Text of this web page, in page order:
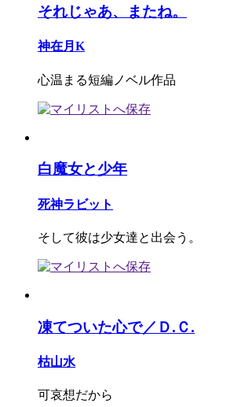
それじゃあ、またね。
神在月K
心温まる短編ノベル作品
白魔女と少年
死神ラビット
そして彼は少女達と出会う。
凍てついた心で／Ｄ.Ｃ.
枯山水
可哀想だから